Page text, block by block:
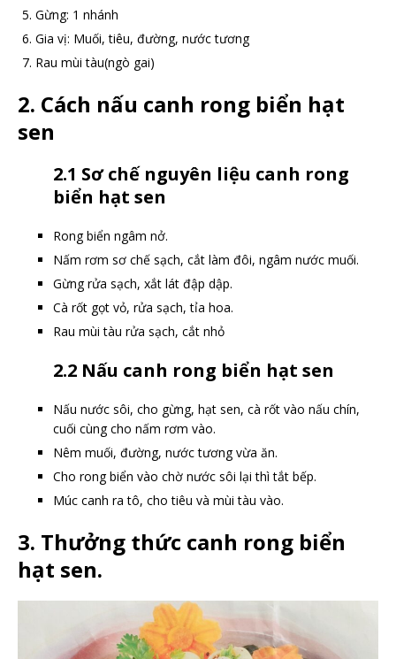
Gừng: 1 nhánh
Gia vị: Muối, tiêu, đường, nước tương
Rau mùi tàu(ngò gai)
2. Cách nấu canh rong biển hạt
sen
2.1 Sơ chế nguyên liệu canh rong
biển hạt sen
Rong biển ngâm nở.
Nấm rơm sơ chế sạch, cắt làm đôi, ngâm nước muối.
Gừng rửa sạch, xắt lát đập dập.
Cà rốt gọt vỏ, rửa sạch, tỉa hoa.
Rau mùi tàu rửa sạch, cắt nhỏ
2.2 Nấu canh rong biển hạt sen
Nấu nước sôi, cho gừng, hạt sen, cà rốt vào nấu chín,
cuối cùng cho nấm rơm vào.
Nêm muối, đường, nước tương vừa ăn.
Cho rong biển vào chờ nước sôi lại thì tắt bếp.
Múc canh ra tô, cho tiêu và mùi tàu vào.
3. Thưởng thức canh rong biển
hạt sen.